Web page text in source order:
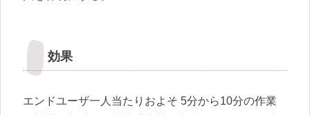
効果
エンドユーザ一人当たりおよそ 5分から10分の作業